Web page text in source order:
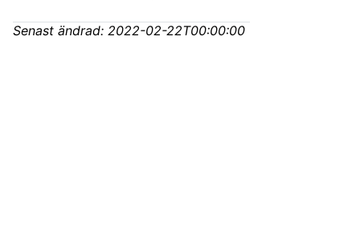
Senast ändrad: 2022-02-22T00:00:00